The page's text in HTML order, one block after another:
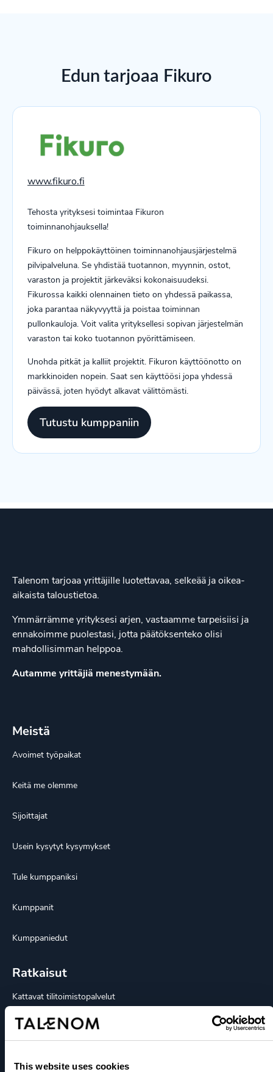
This website uses cookies
Edun tarjoaa Fikuro
www.fikuro.fi
Tehosta yrityksesi toimintaa Fikuron
toiminnanohjauksella!
Fikuro on helppokäyttöinen toiminnanohjausjärjestelmä
pilvipalveluna. Se yhdistää tuotannon, myynnin, ostot,
varaston ja projektit järkeväksi kokonaisuudeksi.
Fikurossa kaikki olennainen tieto on yhdessä paikassa,
joka parantaa näkyvyyttä ja poistaa toiminnan
pullonkauloja. Voit valita yrityksellesi sopivan järjestelmän
varaston tai koko tuotannon pyörittämiseen.
Unohda pitkät ja kalliit projektit. Fikuron käyttöönotto on
markkinoiden nopein. Saat sen käyttöösi jopa yhdessä
päivässä, joten hyödyt alkavat välittömästi.
Tutustu kumppaniin
Talenom tarjoaa yrittäjille luotettavaa, selkeää ja oikea-
aikaista taloustietoa.
Ymmärrämme yrityksesi arjen, vastaamme tarpeisiisi ja
ennakoimme puolestasi, jotta päätöksenteko olisi
mahdollisimman helppoa.
Autamme yrittäjiä menestymään.
Meistä
Avoimet työpaikat
Keitä me olemme
Sijoittajat
Usein kysytyt kysymykset
Tule kumppaniksi
Kumppanit
Kumppaniedut
Ratkaisut
Kattavat tilitoimistopalvelut
Toimialaratkaisut